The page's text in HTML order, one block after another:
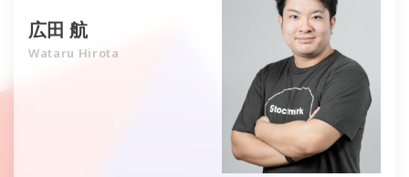
広田 航
Wataru Hirota